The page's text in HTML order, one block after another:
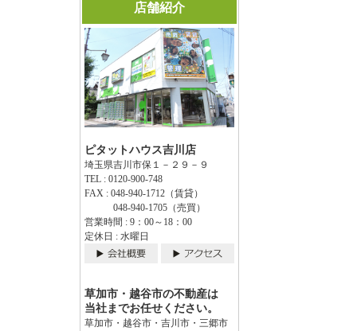
店舗紹介
ピタットハウス吉川店
埼玉県吉川市保１－２９－９
TEL : 0120-900-748
FAX : 048-940-1712（賃貸）
048-940-1705（売買）
営業時間 : 9：00～18：00
定休日 : 水曜日
草加市・越谷市の不動産は
当社までお任せください。
草加市・越谷市・吉川市・三郷市